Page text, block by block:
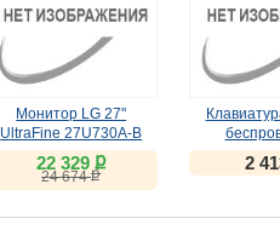
Монитор LG 27"
UltraFine 27U730A-B
черный IPS
22 329 ք
24 674ք
2